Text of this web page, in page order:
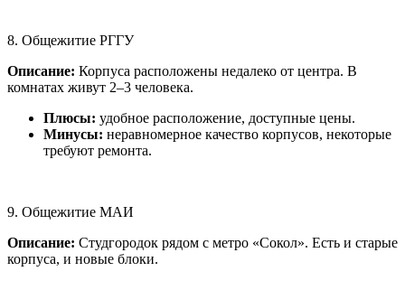
8. Общежитие РГГУ
Описание: Корпуса расположены недалеко от центра. В
комнатах живут 2–3 человека.
Плюсы: удобное расположение, доступные цены.
Минусы: неравномерное качество корпусов, некоторые
требуют ремонта.
9. Общежитие МАИ
Описание: Студгородок рядом с метро «Сокол». Есть и старые
корпуса, и новые блоки.